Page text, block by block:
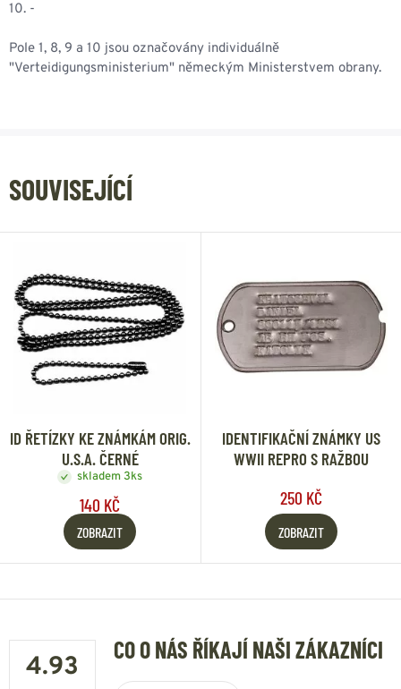
10. -
Pole 1, 8, 9 a 10 jsou označovány individuálně
"Verteidigungsministerium" německým Ministerstvem obrany.
SOUVISEJÍCÍ
ID ŘETÍZKY KE ZNÁMKÁM ORIG.
U.S.A. ČERNÉ
skladem 3ks
140 KČ
ZOBRAZIT
IDENTIFIKAČNÍ ZNÁMKY US
WWII REPRO S RAŽBOU
250 KČ
ZOBRAZIT
4.93
CO O NÁS ŘÍKAJÍ NAŠI ZÁKAZNÍCI